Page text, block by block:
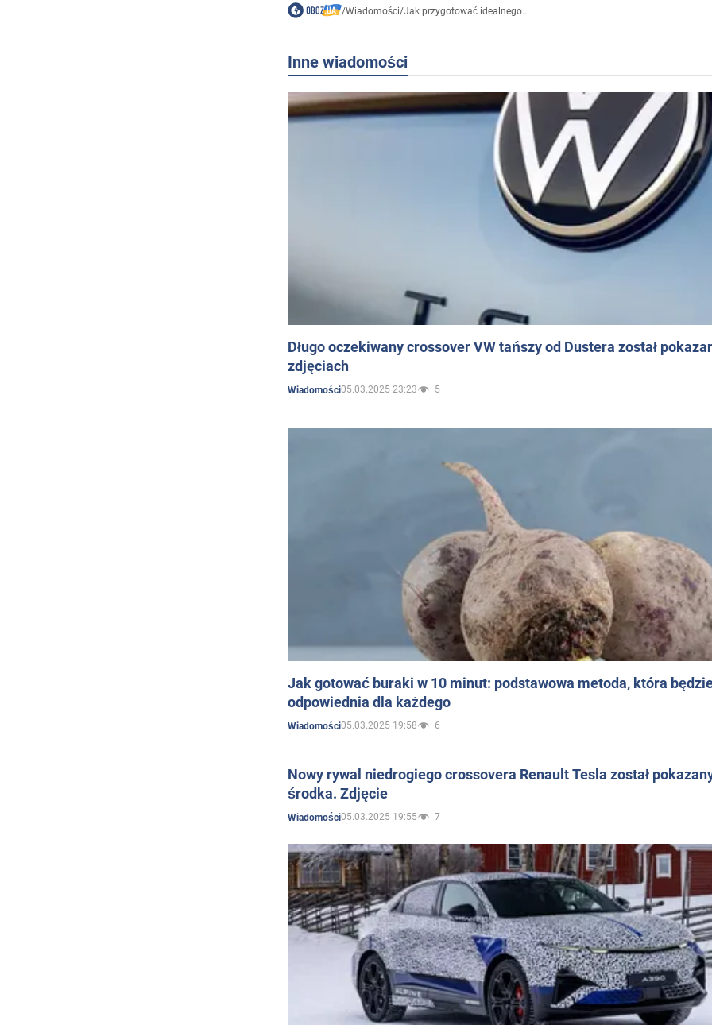
/Wiadomości/Jak przygotować idealnego...
Inne wiadomości
Długo oczekiwany crossover VW tańszy od Dustera został
zdjęciach
Wiadomości05.03.2025 23:23 5
Jak gotować buraki w 10 minut: podstawowa metoda, która
odpowiednia dla każdego
Wiadomości05.03.2025 19:58 6
Nowy rywal niedrogiego crossovera Renault Tesla został
środka. Zdjęcie
Wiadomości05.03.2025 19:55 7